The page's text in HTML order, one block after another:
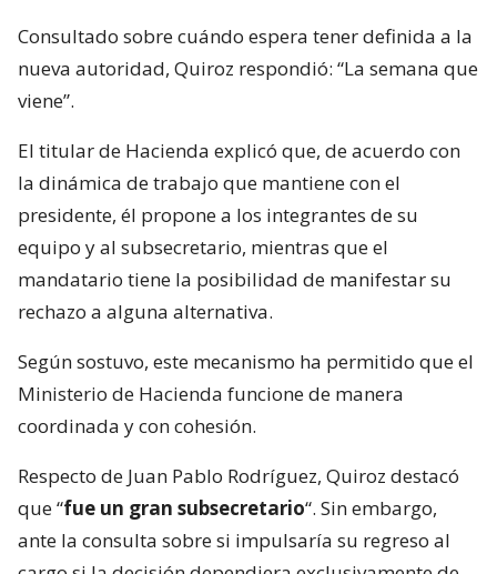
Consultado sobre cuándo espera tener definida a la
nueva autoridad, Quiroz respondió: “La semana que
viene”.
El titular de Hacienda explicó que, de acuerdo con
la dinámica de trabajo que mantiene con el
presidente, él propone a los integrantes de su
equipo y al subsecretario, mientras que el
mandatario tiene la posibilidad de manifestar su
rechazo a alguna alternativa.
Según sostuvo, este mecanismo ha permitido que el
Ministerio de Hacienda funcione de manera
coordinada y con cohesión.
Respecto de Juan Pablo Rodríguez, Quiroz destacó
que “fue un gran subsecretario“. Sin embargo,
ante la consulta sobre si impulsaría su regreso al